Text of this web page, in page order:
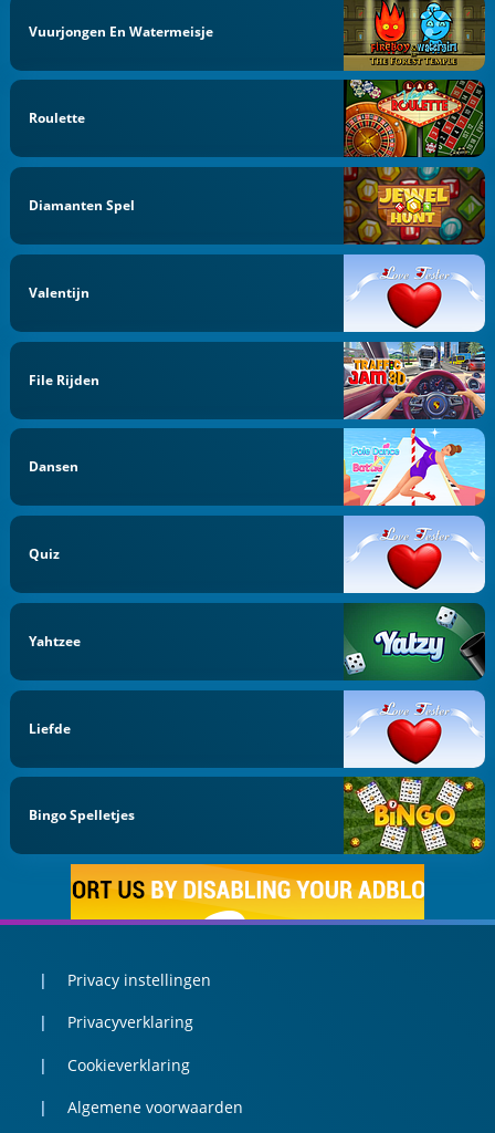
Vuurjongen En Watermeisje
Roulette
Diamanten Spel
Valentijn
File Rijden
Dansen
Quiz
Yahtzee
Liefde
Bingo Spelletjes
Privacy instellingen
Privacyverklaring
Cookieverklaring
Algemene voorwaarden